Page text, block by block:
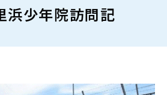
浜少年院訪問記